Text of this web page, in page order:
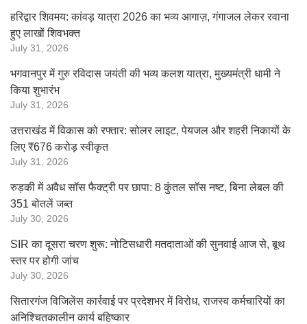
हरिद्वार शिवमय: कांवड़ यात्रा 2026 का भव्य आगाज़, गंगाजल लेकर रवाना
हुए लाखों शिवभक्त
July 31, 2026
भगवानपुर में गुरु रविदास जयंती की भव्य कलश यात्रा, मुख्यमंत्री धामी ने
किया शुभारंभ
July 31, 2026
उत्तराखंड में विकास को रफ्तार: सोलर लाइट, पेयजल और शहरी निकायों के
लिए ₹676 करोड़ स्वीकृत
July 31, 2026
रुड़की में अवैध सॉस फैक्ट्री पर छापा: 8 कुंतल सॉस नष्ट, बिना लेबल की
351 बोतलें जब्त
July 30, 2026
SIR का दूसरा चरण शुरू: नोटिसधारी मतदाताओं की सुनवाई आज से, बूथ
स्तर पर होगी जांच
July 30, 2026
सितारगंज विजिलेंस कार्रवाई पर प्रदेशभर में विरोध, राजस्व कर्मचारियों का
अनिश्चितकालीन कार्य बहिष्कार